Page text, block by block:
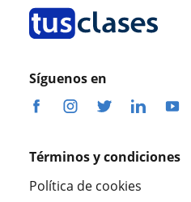
Síguenos en
Términos y condiciones
Política de cookies